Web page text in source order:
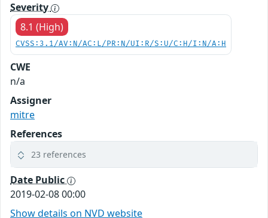
Severity
8.1 (High)
CVSS:3.1/AV:N/AC:L/PR:N/UI:R/S:U/C:H/I:N/A:H
CWE
n/a
Assigner
mitre
References
23 references
Date Public
2019-02-08 00:00
Show details on NVD website